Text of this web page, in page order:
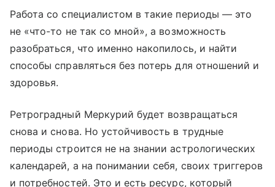
Работа со специалистом в такие периоды — это
не «что-то не так со мной», а возможность
разобраться, что именно накопилось, и найти
способы справляться без потерь для отношений и
здоровья.
Ретроградный Меркурий будет возвращаться
снова и снова. Но устойчивость в трудные
периоды строится не на знании астрологических
календарей, а на понимании себя, своих триггеров
и потребностей. Это и есть ресурс, который